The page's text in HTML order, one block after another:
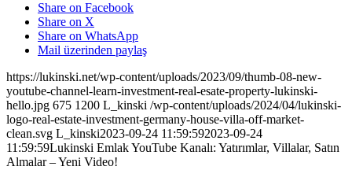
Share on Facebook
Share on X
Share on WhatsApp
Mail üzerinden paylaş
https://lukinski.net/wp-content/uploads/2023/09/thumb-08-new-
youtube-channel-learn-investment-real-esate-property-lukinski-
hello.jpg 675 1200 L_kinski /wp-content/uploads/2024/04/lukinski-
logo-real-estate-investment-germany-house-villa-off-market-
clean.svg L_kinski2023-09-24 11:59:592023-09-24
11:59:59Lukinski Emlak YouTube Kanalı: Yatırımlar, Villalar, Satın
Almalar – Yeni Video!